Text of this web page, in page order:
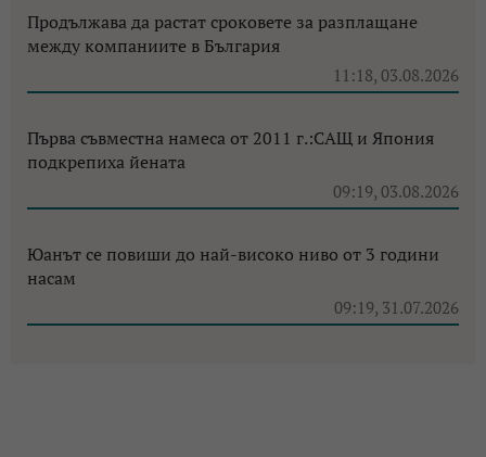
Продължава да растат сроковете за разплащане
между компаниите в България
11:18, 03.08.2026
Първа съвместна намеса от 2011 г.:САЩ и Япония
подкрепиха йената
09:19, 03.08.2026
Юанът се повиши до най-високо ниво от 3 години
насам
09:19, 31.07.2026